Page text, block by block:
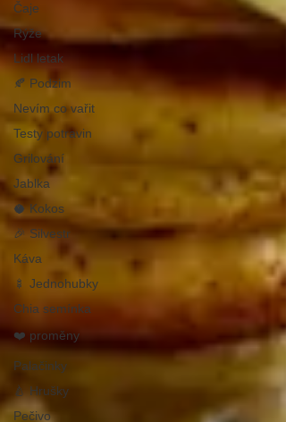
Čaje
Rýže
Lidl letak
🍂 Podzim
Nevím co vařit
Testy potravin
Grilování
Jablka
🥥 Kokos
🎉 Silvestr
Káva
🍢 Jednohubky
Chia semínka
❤️ proměny
Palačinky
🍐 Hrušky
Pečivo